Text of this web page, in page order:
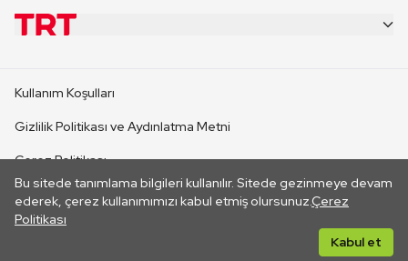
Bu sitede tanımlama bilgileri kullanılır. Sitede gezinmeye devam
ederek, çerez kullanımımızı kabul etmiş olursunuz.Çerez
Politikası
Kabul et
CANLI YAYINLAR
Kullanım Koşulları
Gizlilik Politikası ve Aydınlatma Metni
Çerez Politikası
İletişim
Her hakkı saklıdır. ©2026 TRT. Bağlantı yoluyla gidilen dış